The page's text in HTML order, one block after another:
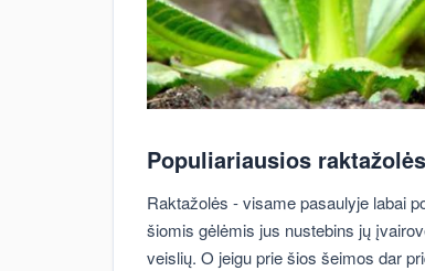
Populiariausios raktažolės
Raktažolės - visame pasaulyje labai
šiomis gėlėmis jus nustebins jų
veislių. O jeigu prie šios šeimos dar